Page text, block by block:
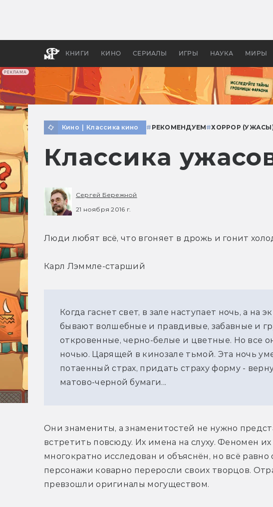
РЕКЛАМА
КНИГИ КИНО СЕРИАЛЫ ИГРЫ НАУКА МИРЫ
апокалипсис, в
Кино Классика кино # РЕКОМЕНДУЕМ#ХОРРОР
Классика
Сергей Бережной
21 ноября 2016 г.
Люди любят всё, что вгоняет в дрожь и гонит
Карл Лэммле-старший
Когда гаснет свет, в зале наступает ночь, а на
бывают волшебные и правдивые, забавные и
откровенные, черно-белые и цветные. Но все
ночью. Царящей в кинозале тьмой. Эта ночь
потаенный страх, придать страху форму -
матово-черной бумаги...
Они знамениты, а знаменитостей не нужно
встретить повсюду. Их имена на слуху. Феномен
многократно исследован и объяснён, но всё
персонажи коварно переросли своих творцов.
превзошли оригиналы могуществом.